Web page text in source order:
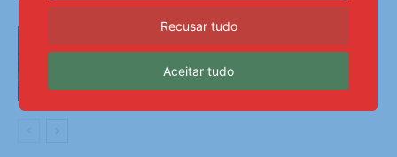
Últimas Notícias
Desmatamento na Amazônia cai 36,87%
no último ano
Recusar tudo
Aceitar tudo